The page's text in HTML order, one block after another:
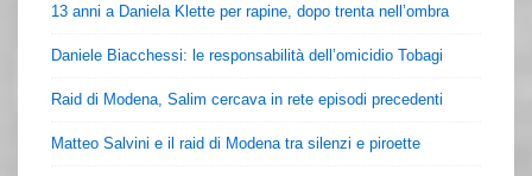
13 anni a Daniela Klette per rapine, dopo trenta nell’ombra
Daniele Biacchessi: le responsabilità dell’omicidio Tobagi
Raid di Modena, Salim cercava in rete episodi precedenti
Matteo Salvini e il raid di Modena tra silenzi e piroette